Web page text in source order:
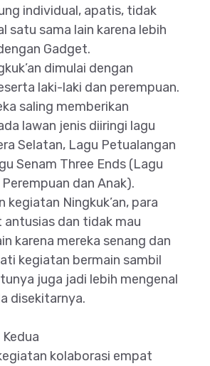
individual, apatis, tidak
satu sama lain karena lebih
Gadget.
dimulai dengan
laki-laki dan perempuan.
saling memberikan
lawan jenis diiringi lagu
Selatan, Lagu Petualangan
Senam Three Ends (Lagu
dan Anak).
kegiatan Ningkuk’an, para
dan tidak mau
karena mereka senang dan
kegiatan bermain sambil
juga jadi lebih mengenal
disekitarnya.
kolaborasi empat